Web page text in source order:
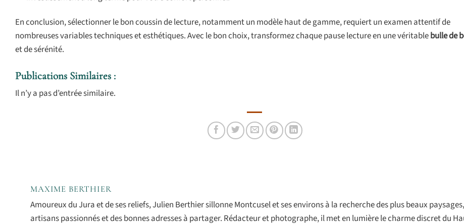
En conclusion, sélectionner le bon coussin de lecture, notamment un modèle haut de gamme, requiert un examen attentif de
nombreuses variables techniques et esthétiques. Avec le bon choix, transformez chaque pause lecture en une véritablebulle de
et de sérénité.
Publications Similaires :
Il n’y a pas d’entrée similaire.
MAXIME BERTHIER
Amoureux du Jura et de ses reliefs, Julien Berthier sillonne Montcusel et ses environs à la recherche des plus beaux
artisans passionnés et des bonnes adresses à partager. Rédacteur et photographe, il met en lumière le charme discret du